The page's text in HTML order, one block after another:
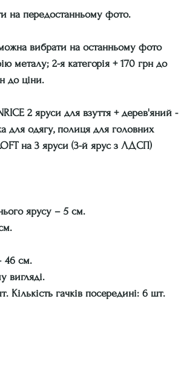
на передостанньому фото.
вибрати на останньому фото
металу; 2-я категорія + 170 грн до
до ціни.
2 яруси для взуття + дерев'яний -
для одягу, полиця для головних
на 3 яруси (3-й ярус з ЛДСП)
ярусу – 5 см.
46 см.
вигляді.
Кількість гачків посередині: 6 шт.